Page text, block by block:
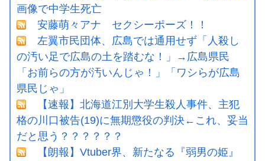
画像で中学生死亡
安藤萌々アナ セクシーポーズ！！
左翼市民団体、広島では通用せず「人殺し
の汚い足で広島の土を踏むな！」→広島県民
「お前らの方が汚いんじゃ！」「ワシらが広島
県民じゃ」
【速報】北海道江別大学生殺人事件、主犯
格の川口被告(19)に無期懲役の判決←これ、妥当
だと思う？？？？？？
【朗報】Vtuber界、新たなる『弱男の姫』